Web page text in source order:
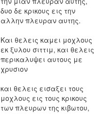
δυο δε κρικους εις την
αλλην πλευραν αυτης.
Και θελεις καμει μοχλους
εκ ξυλου σιττιμ, και θελεις
περικαλυψει αυτους με
χρυσιον
και θελεις εισαξει τους
μοχλους εις τους κρικους
των πλευρων της κιβωτου,